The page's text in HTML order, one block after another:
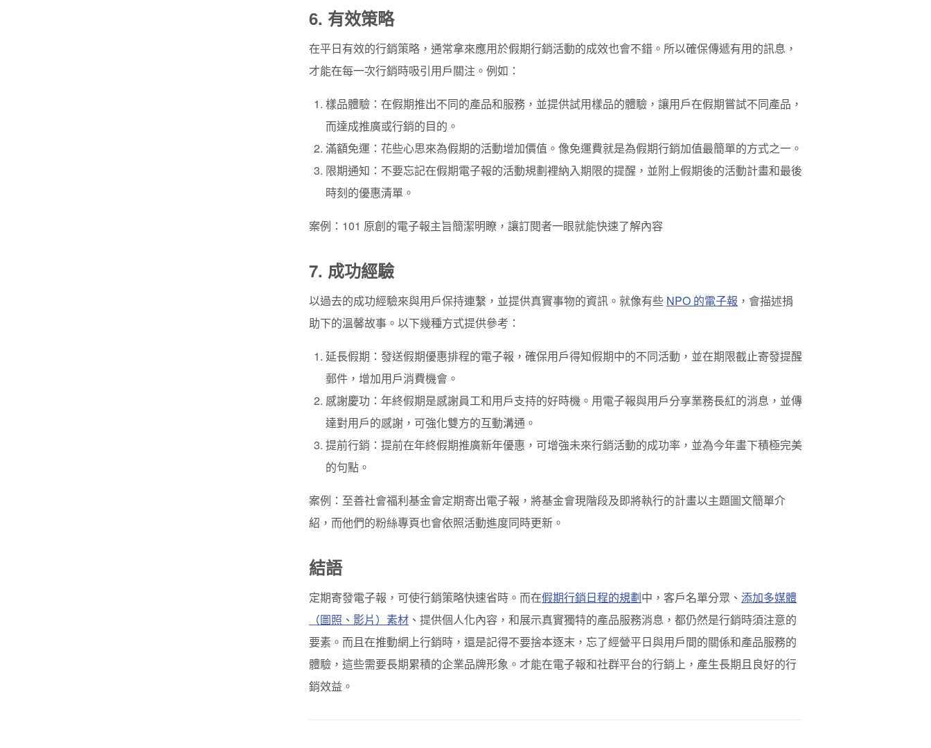
6. 有效策略
在平日有效的行銷策略，通常拿來應用於假期行銷活動的成效也會不錯。所以確保傳遞有用的訊息，
才能在每一次行銷時吸引用戶關注。例如：
樣品體驗：在假期推出不同的產品和服務，並提供試用樣品的體驗，讓用戶在假期嘗試不同產品，
而達成推廣或行銷的目的。
滿額免運：花些心思來為假期的活動增加價值。像免運費就是為假期行銷加值最簡單的方式之一。
限期通知：不要忘記在假期電子報的活動規劃裡納入期限的提醒，並附上假期後的活動計畫和最後
時刻的優惠清單。
案例：101 原創的電子報主旨簡潔明瞭，讓訂閱者一眼就能快速了解內容
7. 成功經驗
以過去的成功經驗來與用戶保持連繫，並提供真實事物的資訊。就像有些 NPO 的電子報 ，會描述捐
助下的溫馨故事。以下幾種方式提供參考：
延長假期：發送假期優惠排程的電子報，確保用戶得知假期中的不同活動，並在期限截止寄發提醒
郵件，增加用戶消費機會。
感謝慶功：年終假期是感謝員工和用戶支持的好時機。用電子報與用戶分享業務長紅的消息，並傳
達對用戶的感謝，可強化雙方的互動溝通。
提前行銷：提前在年終假期推廣新年優惠，可增強未來行銷活動的成功率，並為今年畫下積極完美
的句點。
案例：至善社會福利基金會定期寄出電子報，將基金會現階段及即將執行的計畫以主題圖文簡單介
紹，而他們的粉絲專頁也會依照活動進度同時更新。
結語
定期寄發電子報，可使行銷策略快速省時。而在假期行銷日程的規劃中，客戶名單分眾、 添加多媒體
（圖照、影片）素材 、提供個人化內容，和展示真實獨特的產品服務消息，都仍然是行銷時須注意的
要素。而且在推動網上行銷時，還是記得不要捨本逐末，忘了經營平日與用戶間的關係和產品服務的
體驗，這些需要長期累積的企業品牌形象。才能在電子報和社群平台的行銷上，產生長期且良好的行
銷效益。